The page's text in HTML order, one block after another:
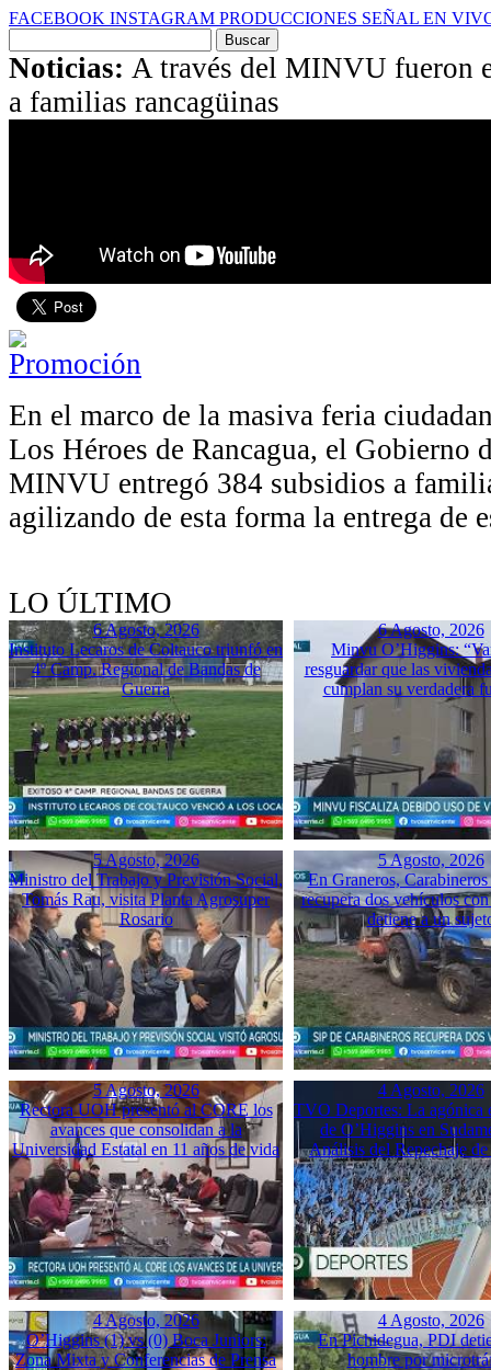
FACEBOOK INSTAGRAM PRODUCCIONES SEÑAL EN
por:
Noticias: A través del MINVU fueron
a familias rancagüinas
En el marco de la masiva feria
Los Héroes de Rancagua, el Gobierno
MINVU entregó 384 subsidios a
agilizando de esta forma la entrega de
LO ÚLTIMO
6 Agosto, 2026
Instituto Lecaros de Coltauco triunfó en
4º Camp. Regional de Bandas de
Guerra
6 Agosto, 2026
Minvu O’Higgins:
resguardar que las
cumplan su verdadera
5 Agosto, 2026
Ministro del Trabajo y Previsión Social,
Tomás Rau, visita Planta Agrosuper
Rosario
5 Agosto, 2026
En Graneros,
recupera dos vehículos
detiene a un
5 Agosto, 2026
Rectora UOH presentó al CORE los
avances que consolidan a la
Universidad Estatal en 11 años de vida
4 Agosto, 2026
TVO Deportes: La agónica
de O’Higgins en
Análisis del Repechaje de
4 Agosto, 2026
O’Higgins (1) vs (0) Boca Juniors:
Zona Mixta y Conferencias de Prensa
4 Agosto, 2026
En Pichidegua, PDI
hombre por